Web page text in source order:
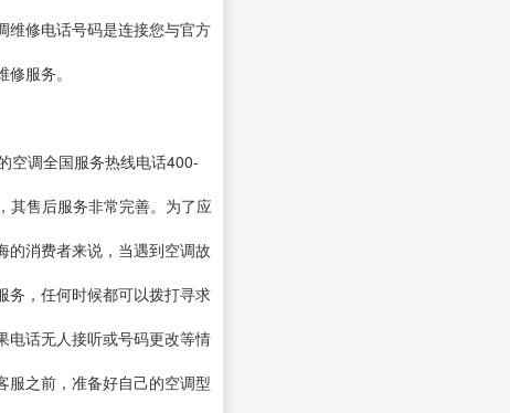
维修电话号码是连接您与官方
服务。
空调全国服务热线电话400-
其售后服务非常完善。为了应
的消费者来说，当遇到空调故
务，任何时候都可以拨打寻求
电话无人接听或号码更改等情
服之前，准备好自己的空调型